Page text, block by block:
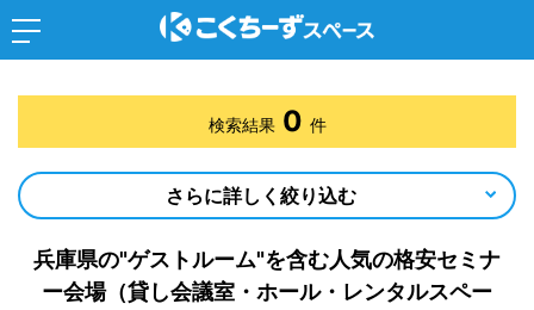
兵庫県の"ゲストルーム"を含む人気の格安セミナ
ー会場（貸し会議室・ホール・レンタルスペー
検索結果 0 件
さらに詳しく絞り込む